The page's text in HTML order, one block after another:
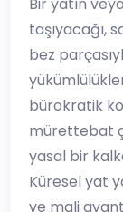
taşıyacağı,
bez
bürokratik
mürettebat
yasal bir
​Küresel yat
ve mali